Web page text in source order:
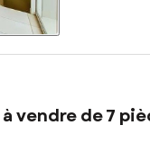
vendre de 7